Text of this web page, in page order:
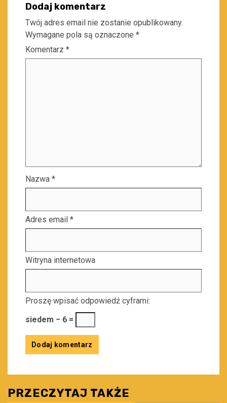
Dodaj komentarz
Twój adres email nie zostanie opublikowany.
Wymagane pola są oznaczone *
Komentarz *
Nazwa *
Adres email *
Witryna internetowa
Proszę wpisać odpowiedź cyframi:
siedem − 6 =
PRZECZYTAJ TAKŻE